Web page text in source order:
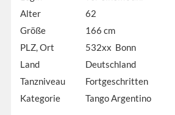
Alter
62
Größe
166 cm
PLZ, Ort
532xx Bonn
Land
Deutschland
Tanzniveau
Fortgeschritten
Kategorie
Tango Argentino